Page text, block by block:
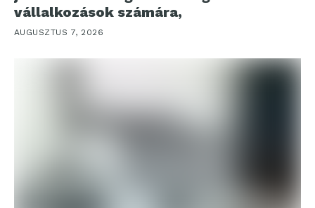
vállalkozások számára,
AUGUSZTUS 7, 2026